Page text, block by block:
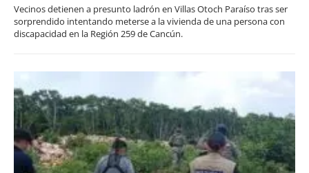
Vecinos detienen a presunto ladrón en Villas Otoch Paraíso tras ser
sorprendido intentando meterse a la vivienda de una persona con
discapacidad en la Región 259 de Cancún.